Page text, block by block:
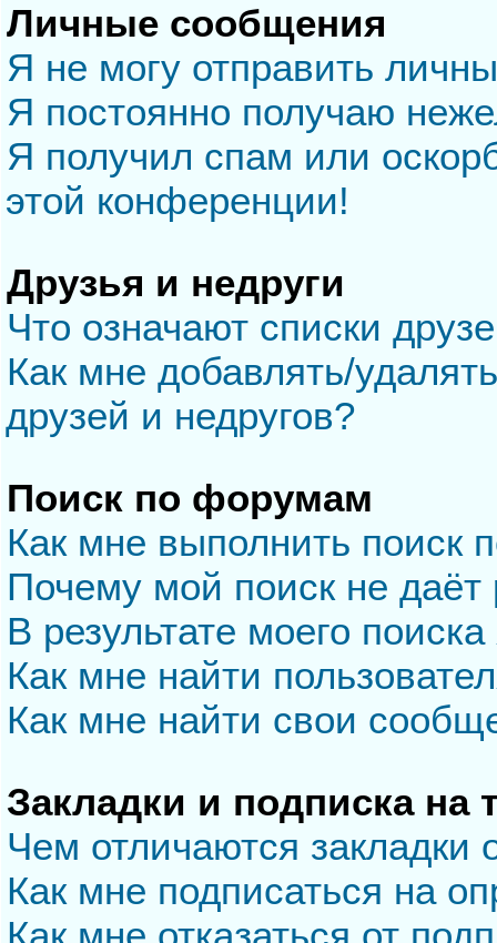
Личные сообщения
Я не могу отправить
Я постоянно получаю
Я получил спам или
этой конференции!
Друзья и недруги
Что означают списки
Как мне добавлять/
друзей и недругов?
Поиск по форумам
Как мне выполнить
Почему мой поиск не даёт
В результате моего
Как мне найти
Как мне найти свои
Закладки и подписка на
Чем отличаются закладки
Как мне подписаться на